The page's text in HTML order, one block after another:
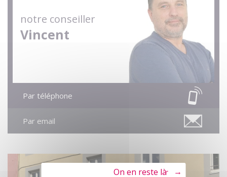
notre conseiller
Vincent
Par téléphone
Par email
Tout refuser